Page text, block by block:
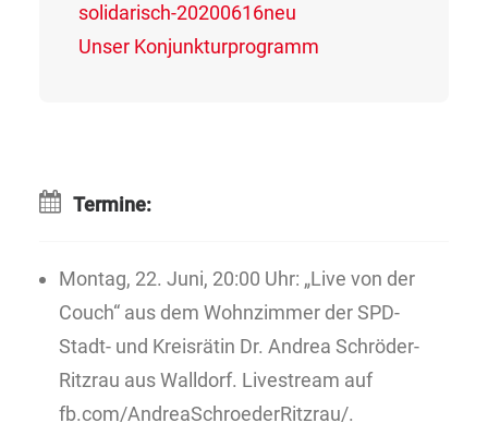
solidarisch-20200616neu
Unser Konjunkturprogramm
Termine:
Montag, 22. Juni, 20:00 Uhr: „Live von der
Couch“ aus dem Wohnzimmer der SPD-
Stadt- und Kreisrätin Dr. Andrea Schröder-
Ritzrau aus Walldorf. Livestream auf
fb.com/AndreaSchroederRitzrau/.